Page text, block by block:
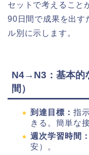
セットで考えること
90日間で成果を出す
ル別に示します。
N4→N3：基本的
間）
到達目標： 指
きる。簡単な
週次学習時間：
安）。